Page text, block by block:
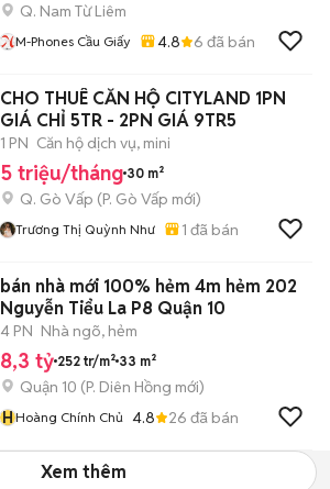
Q. Nam Từ Liêm
M-Phones Cầu Giấy 4.8 6 đã bán
CHO THUÊ CĂN HỘ CITYLAND 1PN
GIÁ CHỈ 5TR - 2PN GIÁ 9TR5
1 PN Căn hộ dịch vụ, mini
5 triệu/tháng 30 m²
Q. Gò Vấp (P. Gò Vấp mới)
Trương Thị Quỳnh Như 1 đã bán
bán nhà mới 100% hẻm 4m hẻm 202
Nguyễn Tiểu La P8 Quận 10
4 PN Nhà ngõ, hẻm
8,3 tỷ 252 tr/m² 33 m²
Quận 10 (P. Diên Hồng mới)
HHoàng Chính Chủ 4.8 26 đã bán
Xem thêm